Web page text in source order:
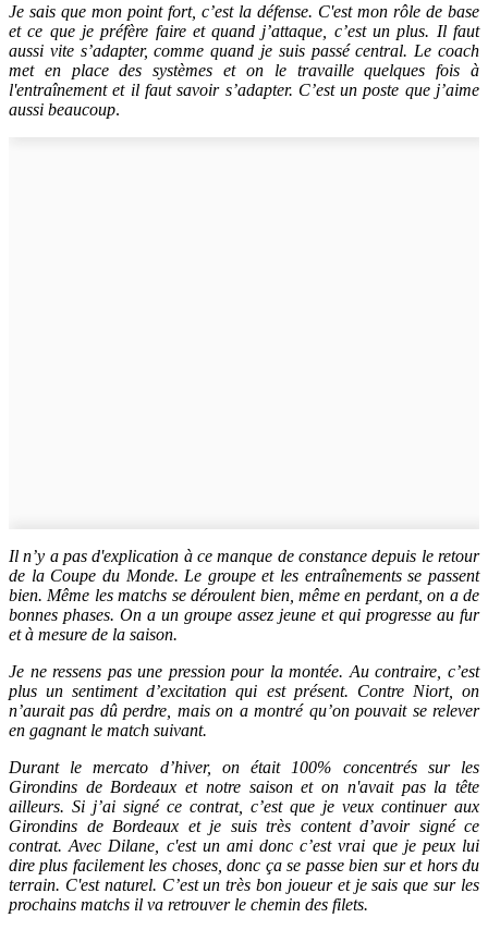
Je sais que mon point fort, c’est la défense. C'est mon rôle de base
et ce que je préfère faire et quand j’attaque, c’est un plus. Il faut
aussi vite s’adapter, comme quand je suis passé central. Le coach
met en place des systèmes et on le travaille quelques fois à
l'entraînement et il faut savoir s’adapter. C’est un poste que j’aime
aussi beaucoup.
Il n’y a pas d'explication à ce manque de constance depuis le retour
de la Coupe du Monde. Le groupe et les entraînements se passent
bien. Même les matchs se déroulent bien, même en perdant, on a de
bonnes phases. On a un groupe assez jeune et qui progresse au fur
et à mesure de la saison.
Je ne ressens pas une pression pour la montée. Au contraire, c’est
plus un sentiment d’excitation qui est présent. Contre Niort, on
n’aurait pas dû perdre, mais on a montré qu’on pouvait se relever
en gagnant le match suivant.
Durant le mercato d’hiver, on était 100% concentrés sur les
Girondins de Bordeaux et notre saison et on n'avait pas la tête
ailleurs. Si j’ai signé ce contrat, c’est que je veux continuer aux
Girondins de Bordeaux et je suis très content d’avoir signé ce
contrat. Avec Dilane, c'est un ami donc c’est vrai que je peux lui
dire plus facilement les choses, donc ça se passe bien sur et hors du
terrain. C'est naturel. C’est un très bon joueur et je sais que sur les
prochains matchs il va retrouver le chemin des filets.